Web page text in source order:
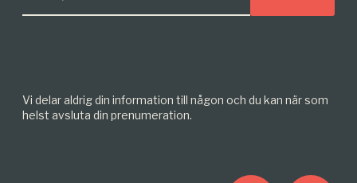
Vi delar aldrig din information till någon och du kan när som
helst avsluta din prenumeration.